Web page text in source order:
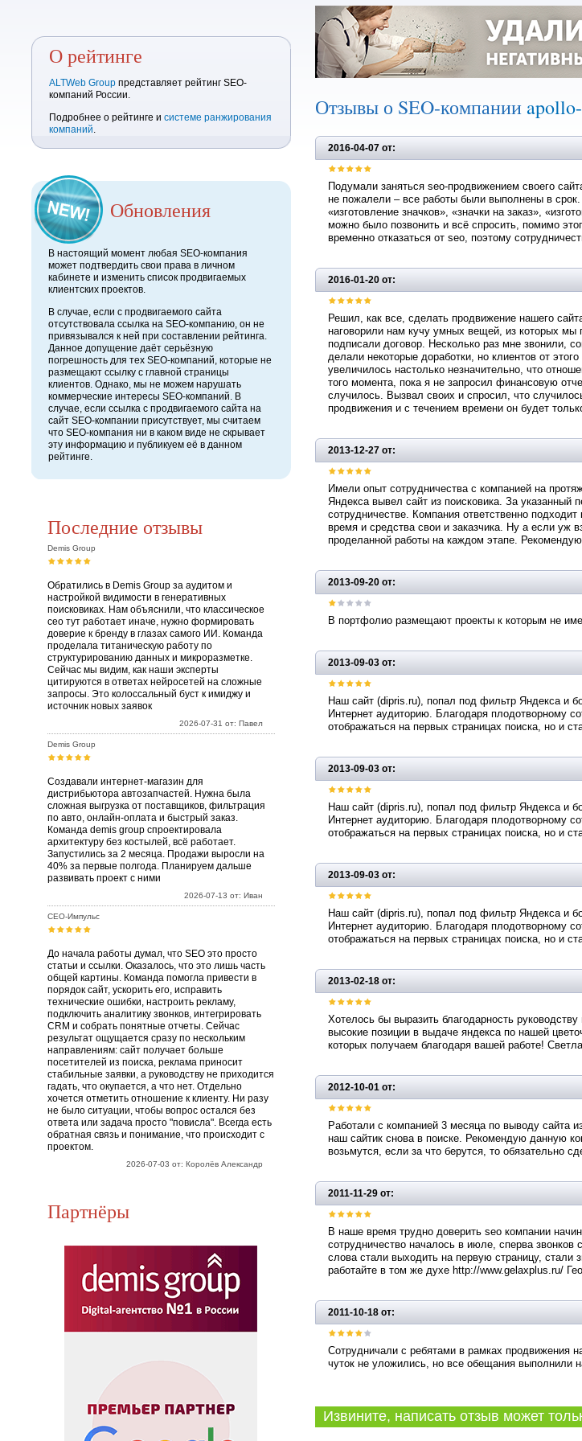
О рейтинге
ALTWeb Group представляет рейтинг SEO-
компаний России.
Подробнее о рейтинге и системе ранжирования
компаний.
Обновления
В настоящий момент любая SEO-компания
может подтвердить свои права в личном
кабинете и изменить список продвигаемых
клиентских проектов.
В случае, если с продвигаемого сайта
отсутствовала ссылка на SEO-компанию, он не
привязывался к ней при составлении рейтинга.
Данное допущение даёт серьёзную
погрешность для тех SEO-компаний, которые не
размещают ссылку с главной страницы
клиентов. Однако, мы не можем нарушать
коммерческие интересы SEO-компаний. В
случае, если ссылка с продвигаемого сайта на
сайт SEO-компании присутствует, мы считаем
что SEO-компания ни в каком виде не скрывает
эту информацию и публикуем её в данном
рейтинге.
Последние отзывы
Demis Group
Обратились в Demis Group за аудитом и
настройкой видимости в генеративных
поисковиках. Нам объяснили, что классическое
сео тут работает иначе, нужно формировать
доверие к бренду в глазах самого ИИ. Команда
проделала титаническую работу по
структурированию данных и микроразметке.
Сейчас мы видим, как наши эксперты
цитируются в ответах нейросетей на сложные
запросы. Это колоссальный буст к имиджу и
источник новых заявок
2026-07-31 от: Павел
Demis Group
Создавали интернет-магазин для
дистрибьютора автозапчастей. Нужна была
сложная выгрузка от поставщиков, фильтрация
по авто, онлайн-оплата и быстрый заказ.
Команда demis group спроектировала
архитектуру без костылей, всё работает.
Запустились за 2 месяца. Продажи выросли на
40% за первые полгода. Планируем дальше
развивать проект с ними
2026-07-13 от: Иван
СЕО-Импульс
До начала работы думал, что SEO это просто
статьи и ссылки. Оказалось, что это лишь часть
общей картины. Команда помогла привести в
порядок сайт, ускорить его, исправить
технические ошибки, настроить рекламу,
подключить аналитику звонков, интегрировать
CRM и собрать понятные отчеты. Сейчас
результат ощущается сразу по нескольким
направлениям: сайт получает больше
посетителей из поиска, реклама приносит
стабильные заявки, а руководству не приходится
гадать, что окупается, а что нет. Отдельно
хочется отметить отношение к клиенту. Ни разу
не было ситуации, чтобы вопрос остался без
ответа или задача просто "повисла". Всегда есть
обратная связь и понимание, что происходит с
проектом.
2026-07-03 от: Королёв Александр
Партнёры
Отзывы о SEO-компании
2016-04-07 от:
Подумали заняться seo-продвижением своего
не пожалели – все работы были выполнены в
«изготовление значков», «значки на заказ»,
можно было позвонить и всё спросить, помимо
временно отказаться от seo, поэтому
2016-01-20 от:
Решил, как все, сделать продвижение нашего
наговорили нам кучу умных вещей, из которых мы
подписали договор. Несколько раз мне звонили,
делали некоторые доработки, но клиентов от
увеличилось настолько незначительно, что
того момента, пока я не запросил финансовую
случилось. Вызвал своих и спросил, что
продвижения и с течением времени он будет
2013-12-27 от:
Имели опыт сотрудничества с компанией на
Яндекса вывел сайт из поисковика. За указанный
сотрудничестве. Компания ответственно
время и средства свои и заказчика. Ну а если уж
проделанной работы на каждом этапе.
2013-09-20 от:
В портфолио размещают проекты к которым не
2013-09-03 от:
Наш сайт (dipris.ru), попал под фильтр Яндекса и
Интернет аудиторию. Благодаря плодотворному
отображаться на первых страницах поиска, но и
2013-09-03 от:
Наш сайт (dipris.ru), попал под фильтр Яндекса и
Интернет аудиторию. Благодаря плодотворному
отображаться на первых страницах поиска, но и
2013-09-03 от:
Наш сайт (dipris.ru), попал под фильтр Яндекса и
Интернет аудиторию. Благодаря плодотворному
отображаться на первых страницах поиска, но и
2013-02-18 от:
Хотелось бы выразить благодарность
высокие позиции в выдаче яндекса по нашей
которых получаем благодаря вашей работе!
2012-10-01 от:
Работали с компанией 3 месяца по выводу сайта
наш сайтик снова в поиске. Рекомендую данную
возьмутся, если за что берутся, то обязательно
2011-11-29 от:
В наше время трудно доверить seo компании
сотрудничество началось в июле, сперва
слова стали выходить на первую страницу, стали
работайте в том же духе http://www.gelaxplus.ru/
2011-10-18 от:
Сотрудничали с ребятами в рамках продвижения
чуток не уложились, но все обещания выполнили
Извините, написать отзыв может